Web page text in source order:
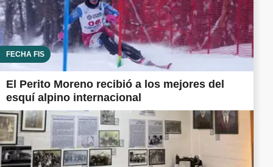
FECHA FIS
El Perito Moreno recibió a los mejores del
esquí alpino internacional